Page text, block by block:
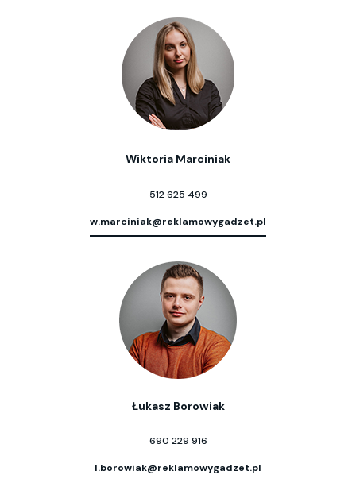
Wiktoria Marciniak
512 625 499
w.marciniak@reklamowygadzet.pl
Łukasz Borowiak
690 229 916
l.borowiak@reklamowygadzet.pl